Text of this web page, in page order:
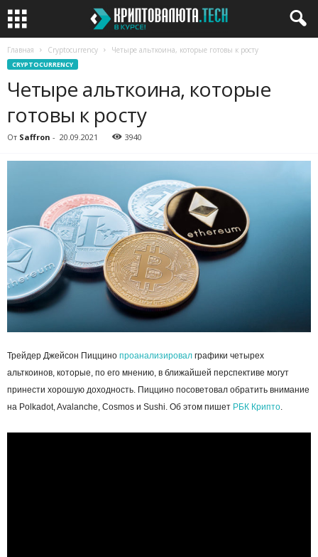
Главная Cryptocurrency Четыре альткоина, которые готовы к росту
CRYPTOCURRENCY
Четыре альткоина, которые
готовы к росту
От Saffron - 20.09.2021 3940
Трейдер Джейсон Пиццино проанализировал графики четырех
альткоинов, которые, по его мнению, в ближайшей перспективе могут
принести хорошую доходность. Пиццино посоветовал обратить внимание
на Polkadot, Avalanche, Cosmos и Sushi. Об этом пишет РБК Крипто.